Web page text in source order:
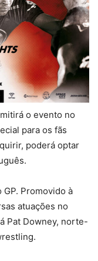
o evento no
para os fãs
poderá optar
Promovido à
atuações no
Pat Downey, norte-